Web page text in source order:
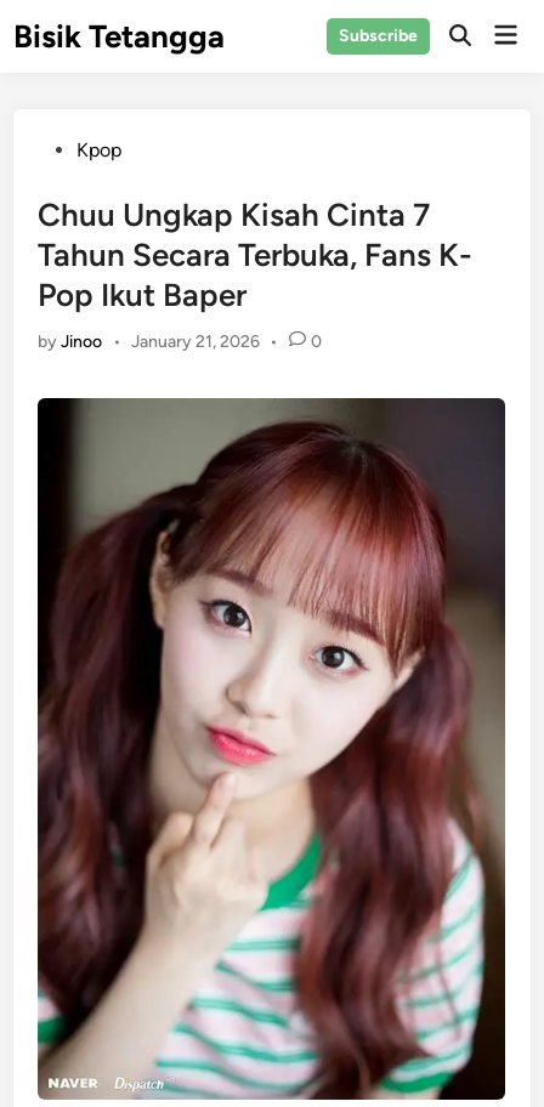
toBisik Tetangga Subscribe
Open
PostedKpop
Chuu Ungkap Kisah Cinta 7
Tahun Secara Terbuka, Fans K-
Pop Ikut Baper
byJinoo • January 21, 2026 • 0